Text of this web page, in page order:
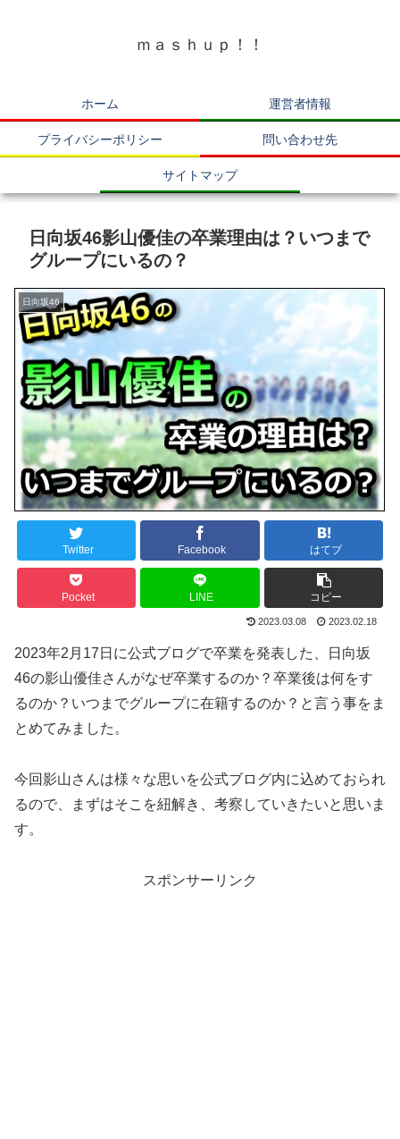
ｍａｓｈｕｐ！！
ホーム 運営者情報
プライバシーポリシー 問い合わせ先
サイトマップ
日向坂46影山優佳の卒業理由は？いつまで
グループにいるの？
日向坂46
Twitter Facebook はてブ
Pocket LINE コピー
2023.03.08 2023.02.18
2023年2月17日に公式ブログで卒業を発表した、日向坂
46の影山優佳さんがなぜ卒業するのか？卒業後は何をす
るのか？いつまでグループに在籍するのか？と言う事をま
とめてみました。
今回影山さんは様々な思いを公式ブログ内に込めておられ
るので、まずはそこを紐解き、考察していきたいと思いま
す。
スポンサーリンク